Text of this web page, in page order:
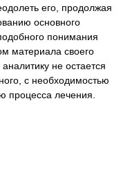
его, продолжая
основного
понимания
материала своего
не остается
с необходимостью
процесса лечения.